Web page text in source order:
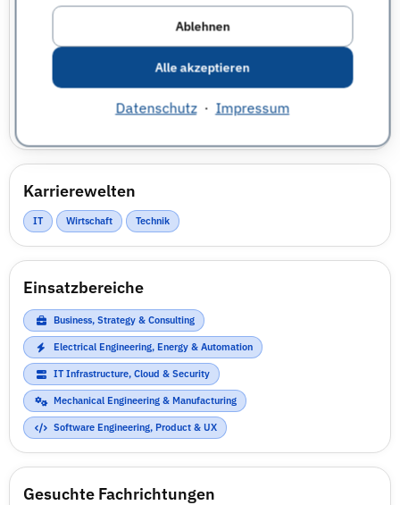
Ablehnen
Alle akzeptieren
Datenschutz· Impressum
persönlich weiter zu entwickeln.
Starten Sie mit uns in eine innovative und
internationale Zusammenarbeit! Informieren sie sich
auf unserer Karriereseite über die
Karrierewelten
IT Wirtschaft Technik
Einsatzbereiche
Business, Strategy & Consulting
Electrical Engineering, Energy & Automation
IT Infrastructure, Cloud & Security
Mechanical Engineering & Manufacturing
Software Engineering, Product & UX
Gesuchte Fachrichtungen